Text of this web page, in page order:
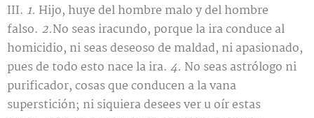
III. 1. Hijo, huye del hombre malo y del hombre
falso. 2.No seas iracundo, porque la ira conduce al
homicidio, ni seas deseoso de maldad, ni apasionado,
pues de todo esto nace la ira. 4. No seas astrólogo ni
purificador, cosas que conducen a la vana
superstición; ni siquiera desees ver u oír estas